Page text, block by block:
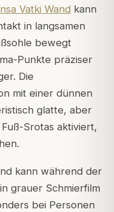
Vatki Wand kann
in langsamen
bewegt
Punkte präziser
Die
mit einer dünnen
glatte, aber
Srotas aktiviert,
kann während der
grauer Schmierfilm
bei Personen